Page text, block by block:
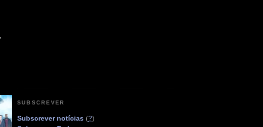
SUBSCREVER
Subscrever notícias (?)